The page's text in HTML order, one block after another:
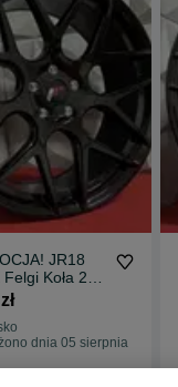
JR18
Koła 20"
• JAPAN
dnia 05 sierpnia